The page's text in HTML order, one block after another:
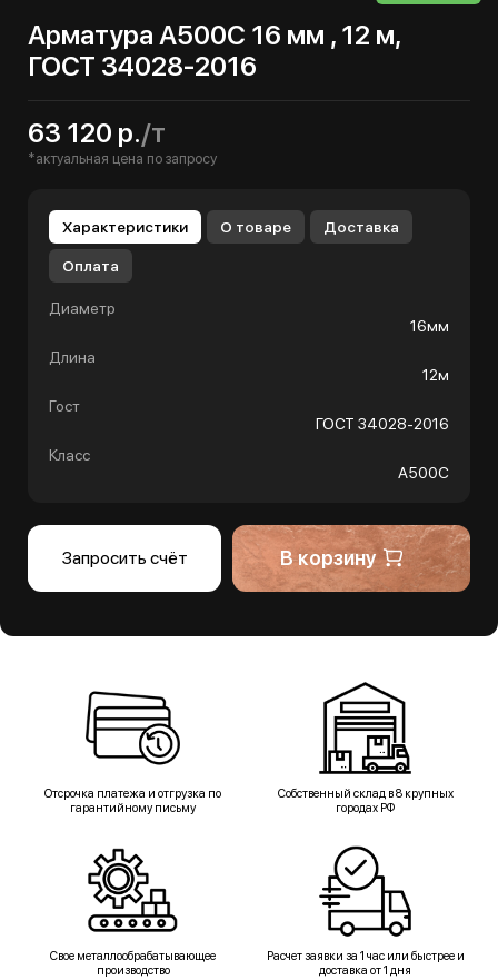
Арматура А500С 16 мм , 12 м,
ГОСТ 34028-2016
63 120 р./т
*актуальная цена по запросу
Характеристики О товаре Доставка
Оплата
Диаметр
16мм
Длина
12м
Гост
ГОСТ 34028-2016
Класс
А500С
Запросить счёт В корзину
Отсрочка платежа и отгрузка по
гарантийному письму
Собственный склад в 8 крупных
городах РФ
Свое металлообрабатывающее
производство
Расчет заявки за 1 час или быстрее и
доставка от 1 дня